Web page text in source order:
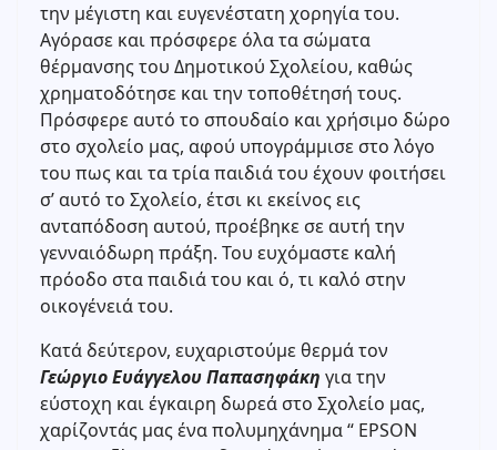
την μέγιστη και ευγενέστατη χορηγία του.
Αγόρασε και πρόσφερε όλα τα σώματα
θέρμανσης του Δημοτικού Σχολείου, καθώς
χρηματοδότησε και την τοποθέτησή τους.
Πρόσφερε αυτό το σπουδαίο και χρήσιμο δώρο
στο σχολείο μας, αφού υπογράμμισε στο λόγο
του πως και τα τρία παιδιά του έχουν φοιτήσει
σ’ αυτό το Σχολείο, έτσι κι εκείνος εις
ανταπόδοση αυτού, προέβηκε σε αυτή την
γενναιόδωρη πράξη. Του ευχόμαστε καλή
πρόοδο στα παιδιά του και ό, τι καλό στην
οικογένειά του.
Κατά δεύτερον, ευχαριστούμε θερμά τον
Γεώργιο Ευάγγελου Παπασηφάκη για την
εύστοχη και έγκαιρη δωρεά στο Σχολείο μας,
χαρίζοντάς μας ένα πολυμηχάνημα “ EPSON